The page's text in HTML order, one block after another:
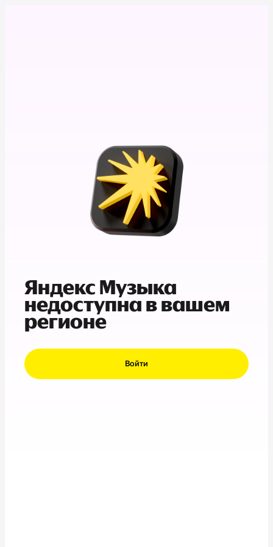
Яндекс Музыка
недоступна в вашем
регионе
Войти